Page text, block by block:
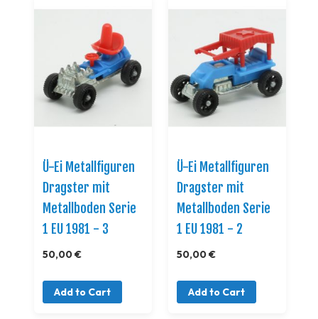
Ü-Ei Metallfiguren
Dragster mit
Metallboden Serie
1 EU 1981 - 3
50,00 €
Add to Cart
Ü-Ei Metallfiguren
Dragster mit
Metallboden Serie
1 EU 1981 - 2
50,00 €
Add to Cart